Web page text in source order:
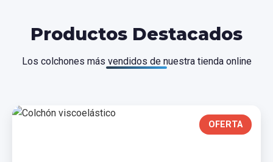
Productos Destacados
Los colchones más vendidos de nuestra tienda online
OFERTA